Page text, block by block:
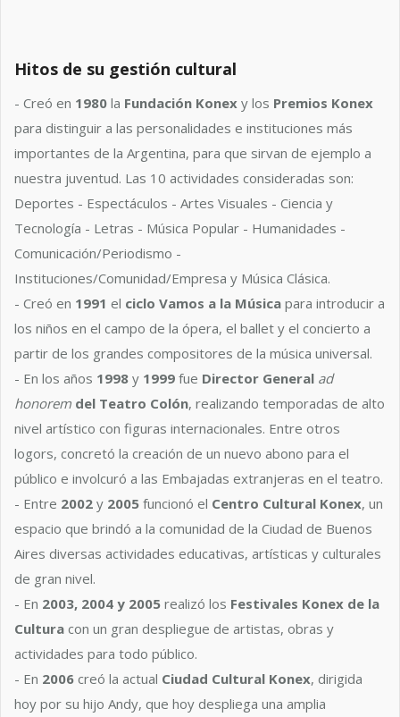
Hitos de su gestión cultural
- Creó en 1980 la Fundación Konex y los Premios Konex
para distinguir a las personalidades e instituciones más
importantes de la Argentina, para que sirvan de ejemplo a
nuestra juventud. Las 10 actividades consideradas son:
Deportes - Espectáculos - Artes Visuales - Ciencia y
Tecnología - Letras - Música Popular - Humanidades -
Comunicación/Periodismo -
Instituciones/Comunidad/Empresa y Música Clásica.
- Creó en 1991 el ciclo Vamos a la Música para introducir a
los niños en el campo de la ópera, el ballet y el concierto a
partir de los grandes compositores de la música universal.
- En los años 1998 y 1999 fue Director General ad
honorem del Teatro Colón, realizando temporadas de alto
nivel artístico con figuras internacionales. Entre otros
logors, concretó la creación de un nuevo abono para el
público e involcuró a las Embajadas extranjeras en el teatro.
- Entre 2002 y 2005 funcionó el Centro Cultural Konex, un
espacio que brindó a la comunidad de la Ciudad de Buenos
Aires diversas actividades educativas, artísticas y culturales
de gran nivel.
- En 2003, 2004 y 2005 realizó los Festivales Konex de la
Cultura con un gran despliegue de artistas, obras y
actividades para todo público.
- En 2006 creó la actual Ciudad Cultural Konex, dirigida
hoy por su hijo Andy, que hoy despliega una amplia